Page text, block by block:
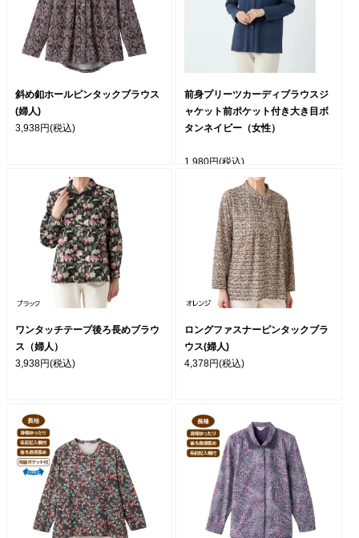
斜め釦ホールピンタックブラウス
(婦人)
3,938円(税込)
前身プリーツカーディブラウスジ
ャケット前ポケット付き大き目ボ
タンネイビー（女性）
1,980円(税込)
ワンタッチテープ後ろ長めブラウ
ス（婦人）
3,938円(税込)
ロングファスナーピンタックブラ
ウス(婦人)
4,378円(税込)